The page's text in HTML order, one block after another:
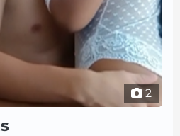
2